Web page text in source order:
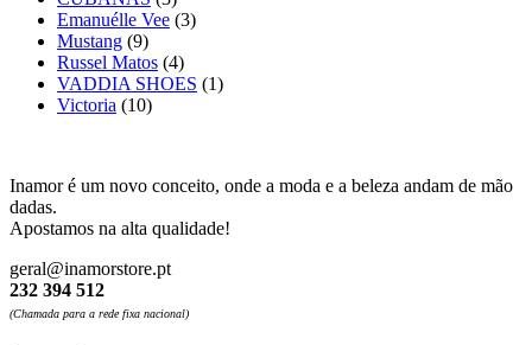
Emanuélle Vee (3)
Mustang (9)
Russel Matos (4)
VADDIA SHOES (1)
Victoria (10)
Inamor é um novo conceito, onde a moda e a beleza andam de mão
dadas.
Apostamos na alta qualidade!
geral@inamorstore.pt
232 394 512
(Chamada para a rede fixa nacional)